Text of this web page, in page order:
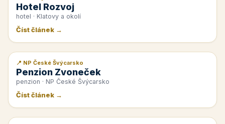
Hotel Rozvoj
hotel · Klatovy a okolí
Číst článek →
📰 PR článek
📍 NP České Švýcarsko
Penzion Zvoneček
penzion · NP České Švýcarsko
Číst článek →